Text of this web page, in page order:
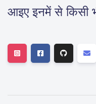
आइए इनमें से किसी